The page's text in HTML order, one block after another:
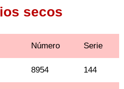
secos
Número Serie
8954 144